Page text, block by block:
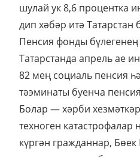
шулай ук 8,6 процентка
дип хәбәр итә Татарстан
Пенсия фонды бүлегенең
Татарстанда апрель ае
82 мең социаль пенсия
тәэминаты буенча
Болар — хәрби
техноген катастрофалар
күргән гражданнар,